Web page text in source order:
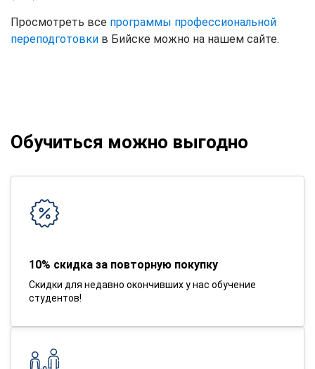
Просмотреть все программы профессиональной
переподготовки в Бийске можно на нашем сайте.
Обучиться можно выгодно
10% скидка за повторную покупку
Скидки для недавно окончивших у нас обучение
студентов!